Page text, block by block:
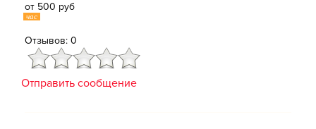
от 500 руб
час
Отзывов: 0
Отправить сообщение